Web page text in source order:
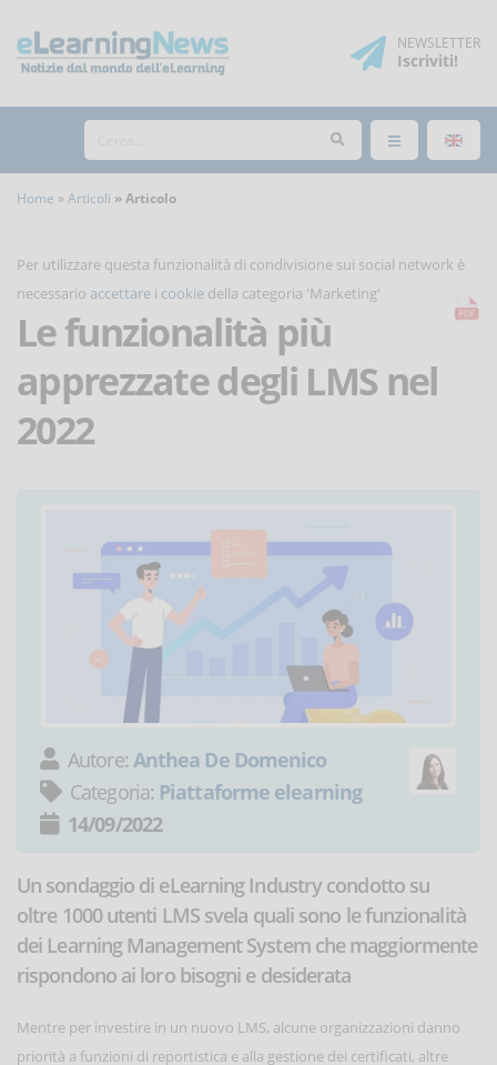
NEWSLETTER
Iscriviti!
Home Articoli Articolo
Per utilizzare questa funzionalità di condivisione sui social network è
necessario accettare i cookie della categoria 'Marketing'
Le funzionalità più
apprezzate degli LMS nel
2022
Autore: Anthea De Domenico
Categoria: Piattaforme elearning
14/09/2022
Un sondaggio di eLearning Industry condotto su
oltre 1000 utenti LMS svela quali sono le funzionalità
dei Learning Management System che maggiormente
rispondono ai loro bisogni e desiderata
Mentre per investire in un nuovo LMS, alcune organizzazioni danno
priorità a funzioni di reportistica e alla gestione dei certificati, altre